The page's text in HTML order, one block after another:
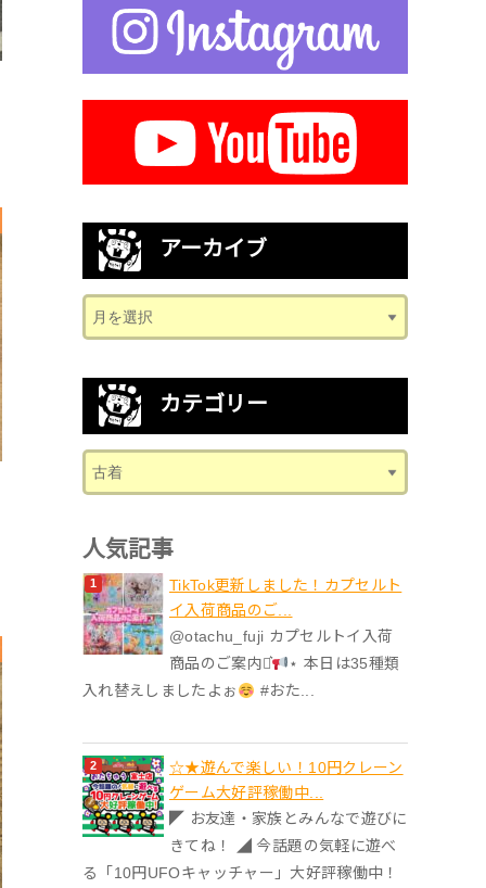
アーカイブ
カテゴリー
人気記事
TikTok更新しました！カプセルト
イ入荷商品のご...
@otachu_fuji カプセルトイ入荷
商品のご案内⋆͛
⋆ 本日は35種類
入れ替えしましたよぉ
#おた...
☆★遊んで楽しい！10円クレーン
ゲーム大好評稼働中...
◤ お友達・家族とみんなで遊びに
きてね！ ◢ 今話題の気軽に遊べ
る「10円UFOキャッチャー」大好評稼働中！